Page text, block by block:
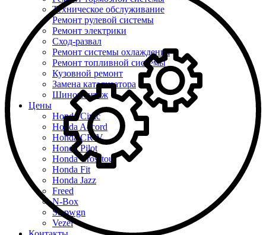
Техническое обслуживание
Ремонт рулевой системы
Ремонт электрики
Сход-развал
Ремонт системы охлаждения
Ремонт топливной системы
Кузовной ремонт
Замена катализатора
Шиномонтаж
Цены
Honda Civic
Honda Accord
Honda CR-V
Honda Pilot
Honda Crosstour
Honda Fit
Honda Jazz
Freed
N-Box
Stepwgn
Vezel